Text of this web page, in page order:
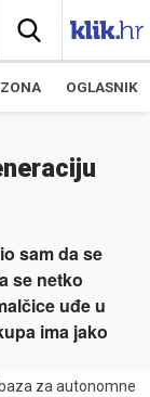
OGLASNIK
sam da se
se netko
uđe u
ima jako
za autonomne